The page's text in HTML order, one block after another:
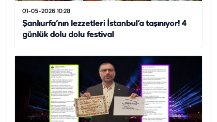
01-05-2026 10:28
Şanlıurfa’nın lezzetleri İstanbul’a taşınıyor! 4
günlük dolu dolu festival